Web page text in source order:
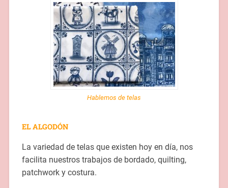
Hablemos de telas
EL ALGODÓN
La variedad de telas que existen hoy en día, nos
facilita nuestros trabajos de bordado, quilting,
patchwork y costura.